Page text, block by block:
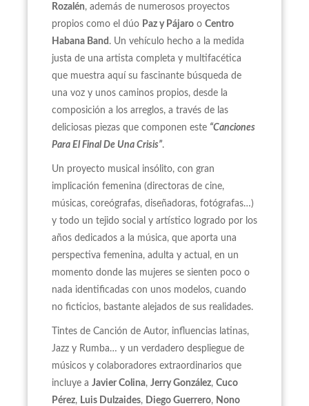
Rozalén, además de numerosos proyectos
propios como el dúo Paz y Pájaro o Centro
Habana Band . Un vehículo hecho a la medida
justa de una artista completa y multifacética
que muestra aquí su fascinante búsqueda de
una voz y unos caminos propios, desde la
composición a los arreglos, a través de las
deliciosas piezas que componen este “Canciones
Para El Final De Una Crisis”.
Un proyecto musical insólito, con gran
implicación femenina (directoras de cine,
músicas, coreógrafas, diseñadoras, fotógrafas…)
y todo un tejido social y artístico logrado por los
años dedicados a la música, que aporta una
perspectiva femenina, adulta y actual, en un
momento donde las mujeres se sienten poco o
nada identificadas con unos modelos, cuando
no ficticios, bastante alejados de sus realidades.
Tintes de Canción de Autor, influencias latinas,
Jazz y Rumba… y un verdadero despliegue de
músicos y colaboradores extraordinarios que
incluye a Javier Colina, Jerry González, Cuco
Pérez, Luis Dulzaides, Diego Guerrero, Nono